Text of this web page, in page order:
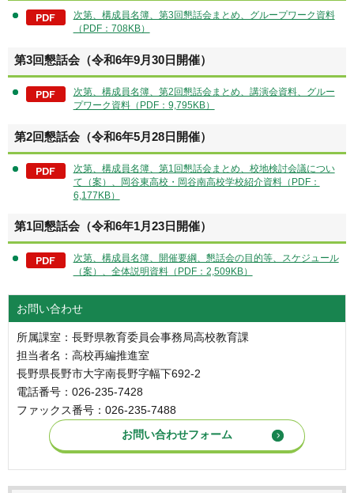
次第、構成員名簿、第3回懇話会まとめ、グループワーク資料
（PDF：708KB）
第3回懇話会（令和6年9月30日開催）
次第、構成員名簿、第2回懇話会まとめ、講演会資料、グルー
プワーク資料（PDF：9,795KB）
第2回懇話会（令和6年5月28日開催）
次第、構成員名簿、第1回懇話会まとめ、校地検討会議につい
て（案）、岡谷東高校・岡谷南高校学校紹介資料（PDF：
6,177KB）
第1回懇話会（令和6年1月23日開催）
次第、構成員名簿、開催要綱、懇話会の目的等、スケジュール
（案）、全体説明資料（PDF：2,509KB）
お問い合わせ
所属課室：長野県教育委員会事務局高校教育課
担当者名：高校再編推進室
長野県長野市大字南長野字幅下692-2
電話番号：026-235-7428
ファックス番号：026-235-7488